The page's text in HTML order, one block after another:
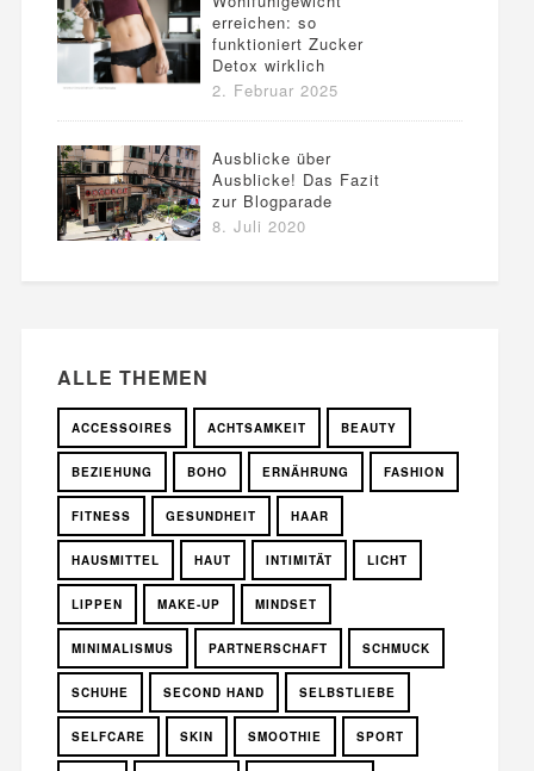
erreichen: so
funktioniert Zucker
Detox wirklich
2. Februar 2025
Ausblicke über
Ausblicke! Das Fazit
zur Blogparade
8. Juli 2020
ALLE THEMEN
ACCESSOIRES ACHTSAMKEIT BEAUTY
BEZIEHUNG BOHO ERNÄHRUNG FASHION
FITNESS GESUNDHEIT HAAR
HAUSMITTEL HAUT INTIMITÄT LICHT
LIPPEN MAKE-UP MINDSET
MINIMALISMUS PARTNERSCHAFT SCHMUCK
SCHUHE SECOND HAND SELBSTLIEBE
SELFCARE SKIN SMOOTHIE SPORT